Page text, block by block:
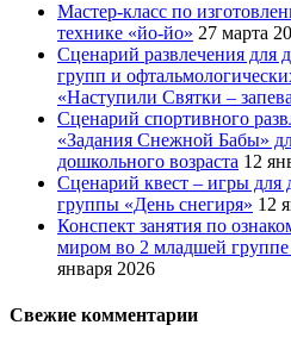
Мастер-класс по
технике «йо-йо» 27 марта
Сценарий развлечения для
групп и
«Наступили Святки –
Сценарий спортивного
«Задания Снежной Бабы»
дошкольного возраста 12
Сценарий квест – игры для
группы «День снегиря» 12
Конспект занятия по
миром во 2 младшей группе
января 2026
Свежие комментарии